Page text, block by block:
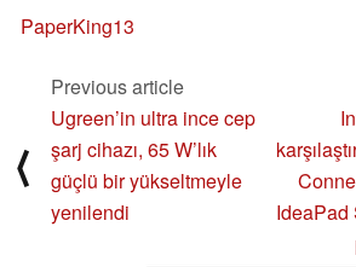
PaperKing13
⟨
Previous article
Ugreen’in ultra ince cep
şarj cihazı, 65 W’lık
güçlü bir yükseltmeyle
yenilendi
IdeaPad